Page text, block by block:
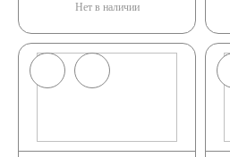
Нет в наличии